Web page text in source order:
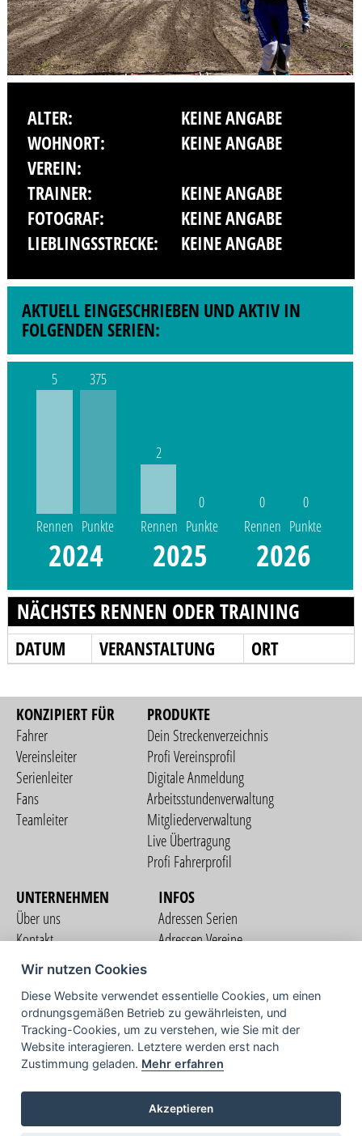
ALTER:
KEINE ANGABE
WOHNORT:
KEINE ANGABE
VEREIN:
TRAINER:
KEINE ANGABE
FOTOGRAF:
KEINE ANGABE
LIEBLINGSSTRECKE:
KEINE ANGABE
AKTUELL EINGESCHRIEBEN UND AKTIV IN
FOLGENDEN SERIEN:
5
Rennen
375
Punkte
2024
2
Rennen
0
Punkte
2025
0
Rennen
0
Punkte
2026
NÄCHSTES RENNEN ODER TRAINING
DATUM VERANSTALTUNG ORT
KONZIPIERT FÜR
Fahrer
Vereinsleiter
Serienleiter
Fans
Teamleiter
PRODUKTE
Dein Streckenverzeichnis
Profi Vereinsprofil
Digitale Anmeldung
Arbeitsstundenverwaltung
Mitgliederverwaltung
Live Übertragung
Profi Fahrerprofil
UNTERNEHMEN
Über uns
Kontakt
Nutzungsbedingungen
Datenschutzerklärung
Impressum
INFOS
Adressen Serien
Adressen Vereine
COMMUNITY
TV
Wir nutzen Cookies
Diese Website verwendet essentielle Cookies, um einen
ordnungsgemäßen Betrieb zu gewährleisten, und
Tracking-Cookies, um zu verstehen, wie Sie mit der
Website interagieren. Letztere werden erst nach
Zustimmung geladen. Mehr erfahren
Akzeptieren